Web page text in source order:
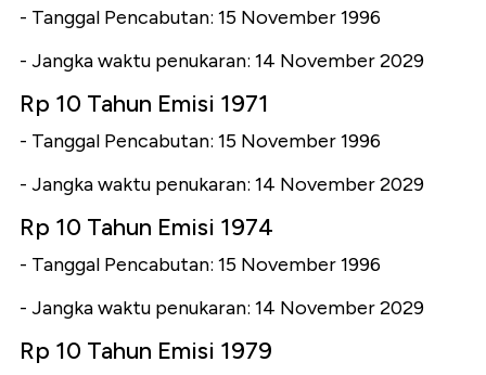
- Tanggal Pencabutan: 15 November 1996
- Jangka waktu penukaran: 14 November 2029
Rp 10 Tahun Emisi 1971
- Tanggal Pencabutan: 15 November 1996
- Jangka waktu penukaran: 14 November 2029
Rp 10 Tahun Emisi 1974
- Tanggal Pencabutan: 15 November 1996
- Jangka waktu penukaran: 14 November 2029
Rp 10 Tahun Emisi 1979